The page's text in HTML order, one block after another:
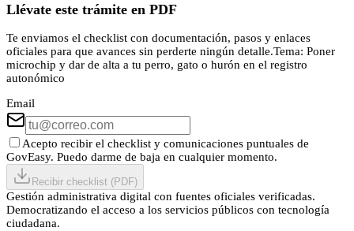
Llévate este trámite en PDF
Te enviamos el checklist con documentación, pasos y enlaces
oficiales para que avances sin perderte ningún detalle.Tema: Poner
microchip y dar de alta a tu perro, gato o hurón en el registro
autonómico
Email
Acepto recibir el checklist y comunicaciones puntuales de
GovEasy. Puedo darme de baja en cualquier momento.
Recibir checklist (PDF)
Gestión administrativa digital con fuentes oficiales verificadas.
Democratizando el acceso a los servicios públicos con tecnología
ciudadana.